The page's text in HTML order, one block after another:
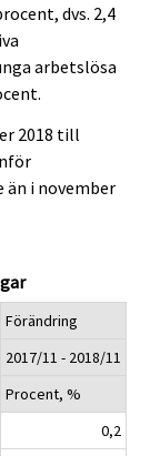
dvs. 2,4
arbetslösa
2018 till
än i november
Förändring
2017/11 - 2018/11
Procent, %
0,2